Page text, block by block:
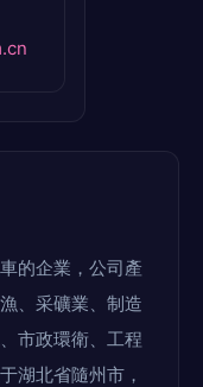
的企業，公司產
、采礦業、制造
市政環衛、工程
湖北省隨州市，